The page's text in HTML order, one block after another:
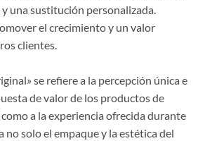
una sustitución personalizada.
el crecimiento y un valor
clientes.
se refiere a la percepción única e
de valor de los productos de
a la experiencia ofrecida durante
no solo el empaque y la estética del